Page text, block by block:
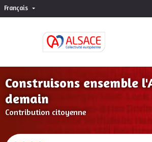
Français Choisir la langue
Construisons ensemble
demain
Contribution citoyenne